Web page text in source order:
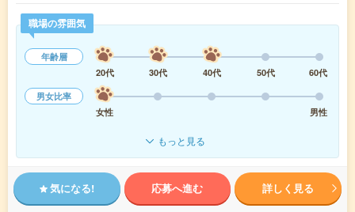
職場の雰囲気
年齢層
20代
30代 40代 50代
60代
男女比率
女性
男性
もっと見る
気になる! 応募へ進む 詳しく見る